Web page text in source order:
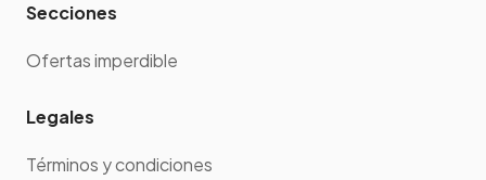
Secciones
Ofertas imperdible
Legales
Términos y condiciones